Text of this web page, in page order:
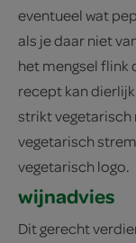
eventueel wat
als je daar niet
het mengsel flink
recept kan
strikt vegetarisch
vegetarisch
vegetarisch logo.
wijnadvies
Dit gerecht